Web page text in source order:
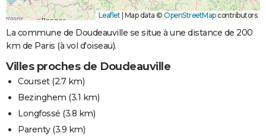
Leaflet Map data © OpenStreetMapcontributors
La commune de Doudeauville se situe à une distance de 200
km de Paris (à vol d'oiseau).
Villes proches de Doudeauville
Courset(2.7 km)
Bezinghem (3.1 km)
Longfossé (3.8 km)
Parenty(3.9 km)